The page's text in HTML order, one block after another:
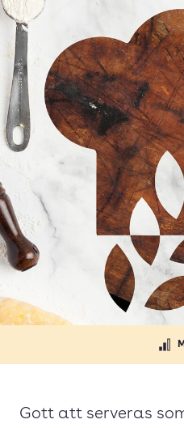
Gott att serveras